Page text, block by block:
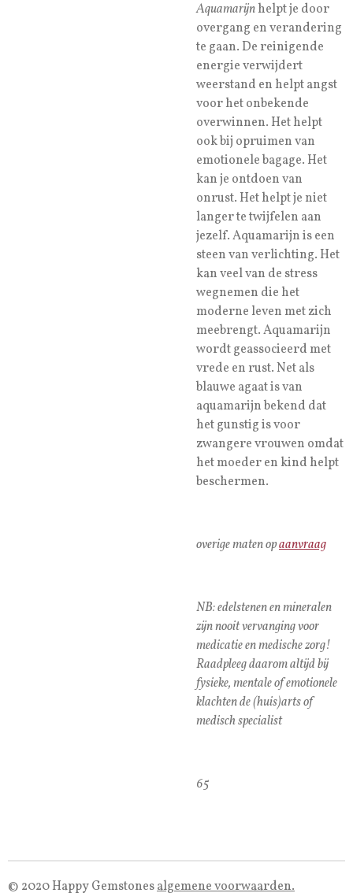
Aquamarijnhelpt je door
overgang en verandering
te gaan. De reinigende
energie verwijdert
weerstand en helpt angst
voor het onbekende
overwinnen. Het helpt
ook bij opruimen van
emotionele bagage. Het
kan je ontdoen van
onrust. Het helpt je niet
langer te twijfelen aan
jezelf. Aquamarijn is een
steen van verlichting. Het
kan veel van de stress
wegnemen die het
moderne leven met zich
meebrengt. Aquamarijn
wordt geassocieerd met
vrede en rust. Net als
blauwe agaat is van
aquamarijn bekend dat
het gunstig is voor
zwangere vrouwen omdat
het moeder en kind helpt
beschermen.
overige maten opaanvraag
NB: edelstenen en mineralen
zijn nooit vervanging voor
medicatie en medische zorg!
Raadpleeg daarom altijd bij
fysieke, mentale of emotionele
klachten de (huis)arts of
medisch specialist
65
© 2020 Happy Gemstonesalgemene voorwaarden.